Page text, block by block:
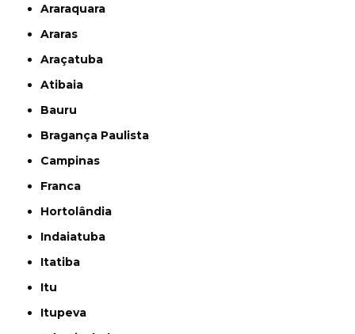
Araraquara
Araras
Araçatuba
Atibaia
Bauru
Bragança Paulista
Campinas
Franca
Hortolândia
Indaiatuba
Itatiba
Itu
Itupeva